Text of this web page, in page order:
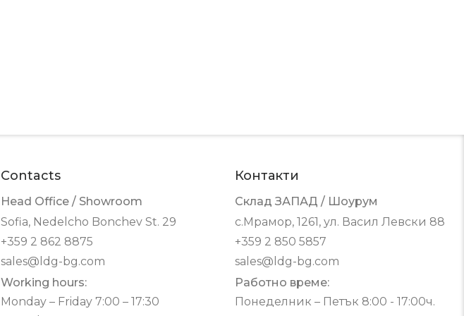
Contacts
Head Office / Showroom
Sofia, Nedelcho Bonchev St. 29
+359 2 862 8875
sales@ldg-bg.com
Working hours:
Monday – Friday 7:00 – 17:30
Контакти
Склад ЗАПАД / Шоурум
с.Мрамор, 1261, ул. Васил Левски 88
+359 2 850 5857
sales@ldg-bg.com
Работно време:
Понеделник – Петък 8:00 - 17:00ч.